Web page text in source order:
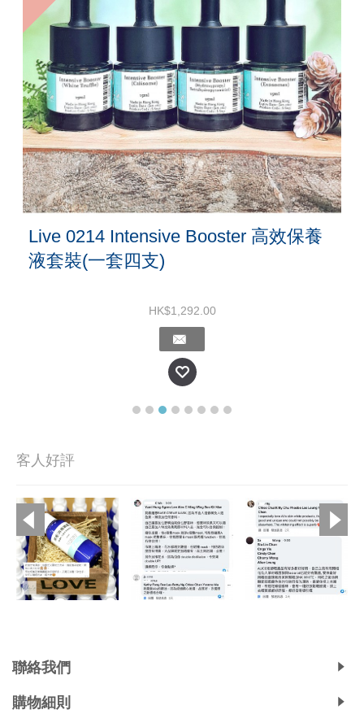
Live 0214 Intensive Booster 高效保養
液套裝(一套四支)
HK$1,292.00
客人好評
聯絡我們
購物細則